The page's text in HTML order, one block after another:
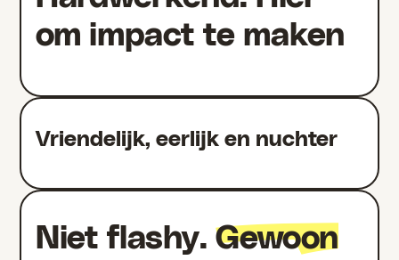
om impact te maken
Vriendelijk, eerlijk en nuchter
Niet flashy.Gewoon